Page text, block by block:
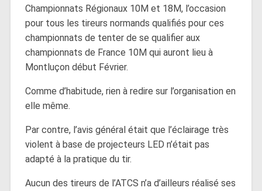
Championnats Régionaux 10M et 18M, l’occasion
pour tous les tireurs normands qualifiés pour ces
championnats de tenter de se qualifier aux
championnats de France 10M qui auront lieu à
Montluçon début Février.
Comme d’habitude, rien à redire sur l’organisation en
elle même.
Par contre, l’avis général était que l’éclairage très
violent à base de projecteurs LED n’était pas
adapté à la pratique du tir.
Aucun des tireurs de l’ATCS n’a d’ailleurs réalisé ses